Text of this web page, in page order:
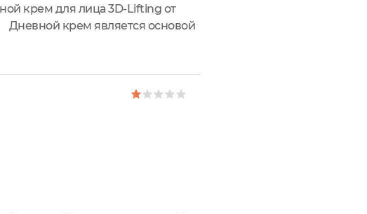
крем для лица 3D-Lifting от
крем является основой